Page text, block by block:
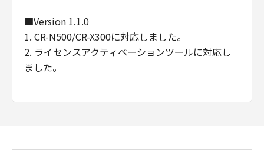
U.S. GOVERNMENT RESTRICTED RIGHTS
NOTICE
The Software is a "commercial item," as
that term is defined at 48 C.F.R. 2.101
■Version 1.1.0
1. CR-N500/CR-X300に対応しました。
2. ライセンスアクティベーションツールに対応し
ました。